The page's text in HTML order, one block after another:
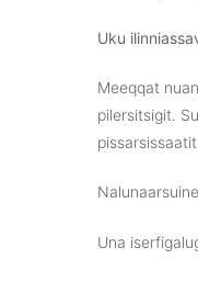
Uku
Meeqqat
pilersitsigit.
pissarsissaatit.
Una